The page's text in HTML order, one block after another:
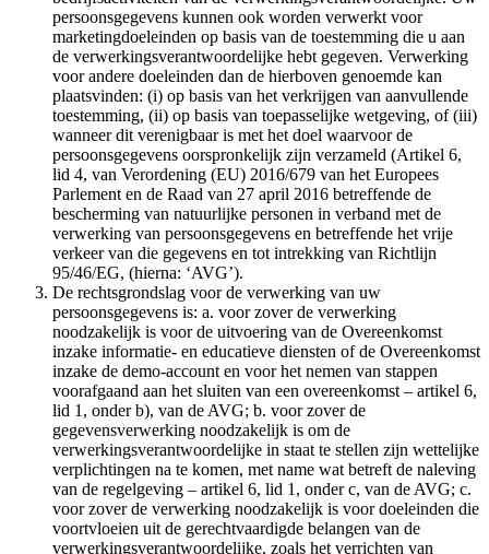
persoonsgegevens kunnen ook worden verwerkt voor
marketingdoeleinden op basis van de toestemming die u aan
de verwerkingsverantwoordelijke hebt gegeven. Verwerking
voor andere doeleinden dan de hierboven genoemde kan
plaatsvinden: (i) op basis van het verkrijgen van aanvullende
toestemming, (ii) op basis van toepasselijke wetgeving, of (iii)
wanneer dit verenigbaar is met het doel waarvoor de
persoonsgegevens oorspronkelijk zijn verzameld (Artikel 6,
lid 4, van Verordening (EU) 2016/679 van het Europees
Parlement en de Raad van 27 april 2016 betreffende de
bescherming van natuurlijke personen in verband met de
verwerking van persoonsgegevens en betreffende het vrije
verkeer van die gegevens en tot intrekking van Richtlijn
95/46/EG, (hierna: ‘AVG’).
De rechtsgrondslag voor de verwerking van uw
persoonsgegevens is: a. voor zover de verwerking
noodzakelijk is voor de uitvoering van de Overeenkomst
inzake informatie- en educatieve diensten of de Overeenkomst
inzake de demo-account en voor het nemen van stappen
voorafgaand aan het sluiten van een overeenkomst – artikel 6,
lid 1, onder b), van de AVG; b. voor zover de
gegevensverwerking noodzakelijk is om de
verwerkingsverantwoordelijke in staat te stellen zijn wettelijke
verplichtingen na te komen, met name wat betreft de naleving
van de regelgeving – artikel 6, lid 1, onder c, van de AVG; c.
voor zover de verwerking noodzakelijk is voor doeleinden die
voortvloeien uit de gerechtvaardigde belangen van de
verwerkingsverantwoordelijke, zoals het verrichten van